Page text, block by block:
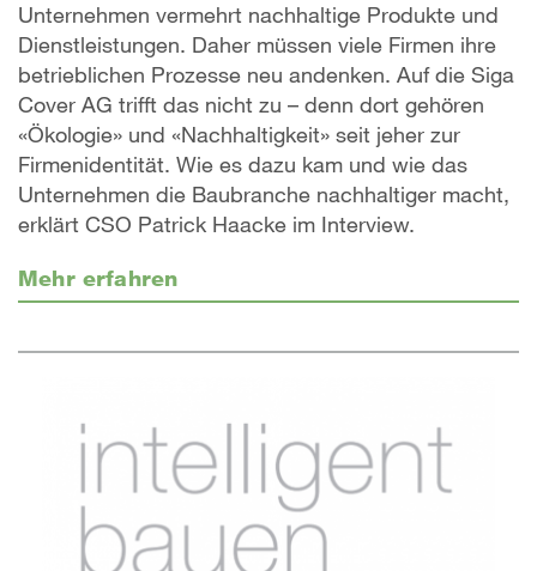
Unternehmen vermehrt nachhaltige Produkte und
Dienstleistungen. Daher müssen viele Firmen ihre
betrieblichen Prozesse neu andenken. Auf die Siga
Cover AG trifft das nicht zu – denn dort gehören
«Ökologie» und «Nachhaltigkeit» seit jeher zur
Firmenidentität. Wie es dazu kam und wie das
Unternehmen die Baubranche nachhaltiger macht,
erklärt CSO Patrick Haacke im Interview.
Mehr erfahren